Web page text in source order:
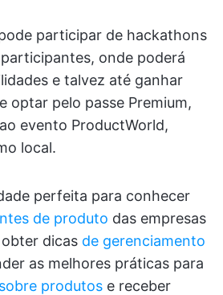
participar de hackathons
onde poderá
e talvez até ganhar
optar pelo passe Premium,
evento ProductWorld,
local.
perfeita para conhecer
de produto das empresas
dicas de gerenciamento
as melhores práticas para
produtos e receber